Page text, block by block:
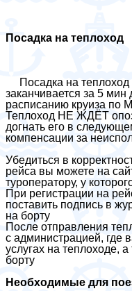
Посадка на теплоход
Посадка на теплоход
заканчивается за 5
расписанию круиза по
Теплоход НЕ ЖДЁТ
догнать его в
компенсации за
Убедиться в
рейса вы можете на
туроператору, у
При регистрации на
поставить подпись в
на борту
После отправления
с администрацией, где
услугах на теплоходе,
борту
Необходимые для